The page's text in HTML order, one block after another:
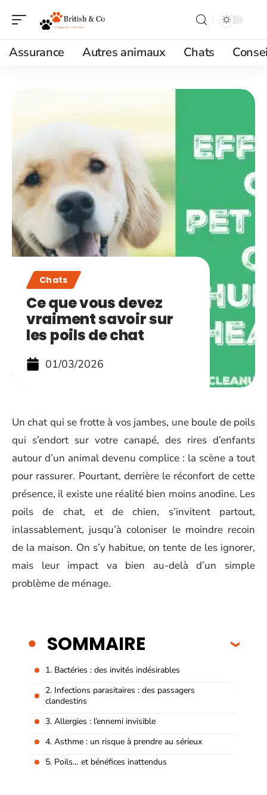
Assurance Autres animaux Chats
Chats
Ce que vous devez
vraiment savoir sur
les poils de chat
01/03/2026
Un chat qui se frotte à vos jambes, une boule de poils
qui s’endort sur votre canapé, des rires d’enfants
autour d’un animal devenu complice : la scène a tout
pour rassurer. Pourtant, derrière le réconfort de cette
présence, il existe une réalité bien moins anodine. Les
poils de chat, et de chien, s’invitent partout,
inlassablement, jusqu’à coloniser le moindre recoin
de la maison. On s’y habitue, on tente de les ignorer,
mais leur impact va bien au-delà d’un simple
problème de ménage.
SOMMAIRE
1. Bactéries : des invités indésirables
2. Infections parasitaires : des passagers
clandestins
3. Allergies : l’ennemi invisible
4. Asthme : un risque à prendre au sérieux
5. Poils… et bénéfices inattendus